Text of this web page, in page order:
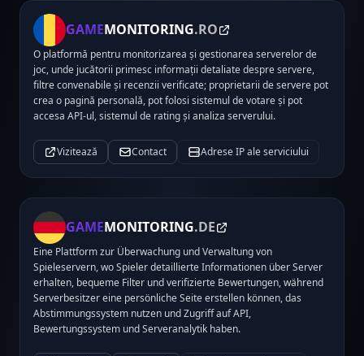
GAMEMONITORING.RO
O platformă pentru monitorizarea și gestionarea serverelor de
joc, unde jucătorii primesc informații detaliate despre servere,
filtre convenabile și recenzii verificate; proprietarii de servere pot
crea o pagină personală, pot folosi sistemul de votare și pot
accesa API-ul, sistemul de rating și analiza serverului.
Vizitează Contact Adrese IP ale serviciului
GAMEMONITORING.DE
Eine Plattform zur Überwachung und Verwaltung von
Spieleservern, wo Spieler detaillierte Informationen über Server
erhalten, bequeme Filter und verifizierte Bewertungen, während
Serverbesitzer eine persönliche Seite erstellen können, das
Abstimmungssystem nutzen und Zugriff auf API,
Bewertungssystem und Serveranalytik haben.